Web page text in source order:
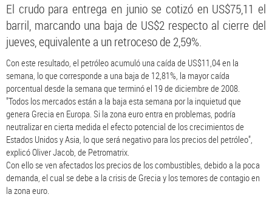
El crudo para entrega en junio se cotizó en US$75,11 el
barril, marcando una baja de US$2 respecto al cierre del
jueves, equivalente a un retroceso de 2,59%.
Con este resultado, el petróleo acumuló una caída de US$11,04 en la
semana, lo que corresponde a una baja de 12,81%, la mayor caída
porcentual desde la semana que terminó el 19 de diciembre de 2008.
"Todos los mercados están a la baja esta semana por la inquietud que
genera Grecia en Europa. Si la zona euro entra en problemas, podría
neutralizar en cierta medida el efecto potencial de los crecimientos de
Estados Unidos y Asia, lo que será negativo para los precios del petróleo",
explicó Oliver Jacob, de Petromatrix.
Con ello se ven afectados los precios de los combustibles, debido a la poca
demanda, el cual se debe a la crisis de Grecia y los temores de contagio en
la zona euro.